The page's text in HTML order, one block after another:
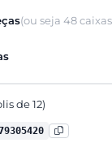
(ou seja 48
de 12)